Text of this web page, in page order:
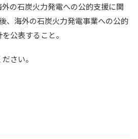
の石炭火力発電への公的支援に関
、海外の石炭火力発電事業への公的
公表すること。
さい。